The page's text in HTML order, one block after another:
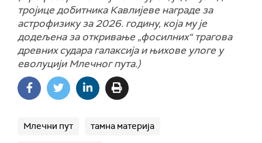
тројице добитника Кавлијеве награде за
астрофизику за 2026. годину, која му је
додељена за откривање „фосилних“ трагова
древних судара галаксија и њихове улоге у
еволуцији Млечног пута.)
Млечни пут тамна материја